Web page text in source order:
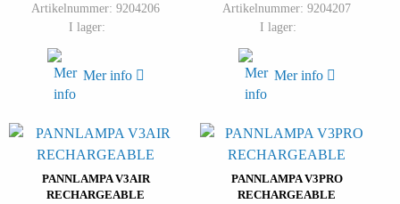
Artikelnummer: 9204206
I lager:
Mer info
Artikelnummer: 9204207
I lager:
Mer info
PANNLAMPA V3AIR
RECHARGEABLE
PANNLAMPA V3PRO
RECHARGEABLE